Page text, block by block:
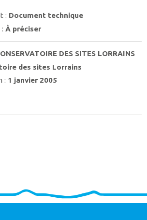
: Document technique
:À préciser
DES SITES LORRAINS
des sites Lorrains
: 1 janvier 2005